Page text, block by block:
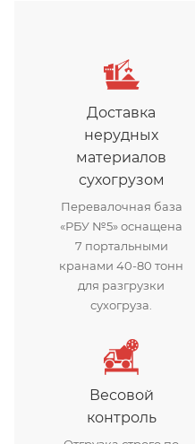
Доставка
нерудных
материалов
сухогрузом
Перевалочная база
«РБУ №5» оснащена
7 портальными
кранами 40-80 тонн
для разгрузки
сухогруза.
Весовой
контроль